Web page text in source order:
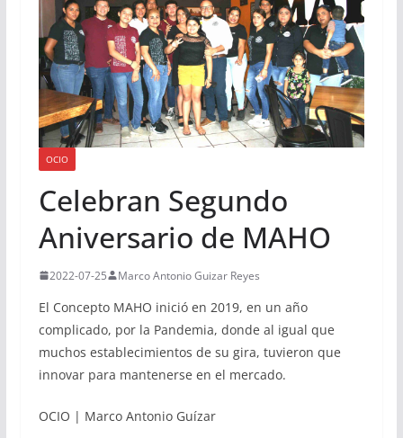
OCIO
Celebran Segundo
Aniversario de MAHO
2022-07-25 Marco Antonio Guizar Reyes
El Concepto MAHO inició en 2019, en un año
complicado, por la Pandemia, donde al igual que
muchos establecimientos de su gira, tuvieron que
innovar para mantenerse en el mercado.
OCIO | Marco Antonio Guízar